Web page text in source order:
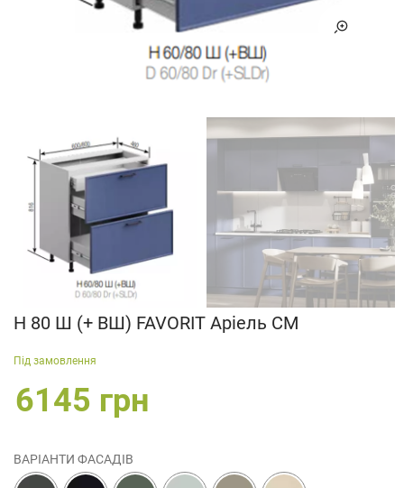
Н 80 Ш (+ ВШ) FAVORIT Аріель СМ
Під замовлення
6145 грн
ВАРІАНТИ ФАСАДІВ